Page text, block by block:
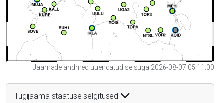
Jaamade andmed uuendatud seisuga 2026-08-07 05:11:00
Tugijaama staatuse selgitused